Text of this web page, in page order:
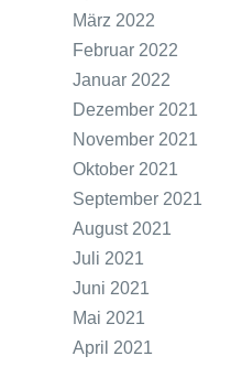
März 2022
Februar 2022
Januar 2022
Dezember 2021
November 2021
Oktober 2021
September 2021
August 2021
Juli 2021
Juni 2021
Mai 2021
April 2021